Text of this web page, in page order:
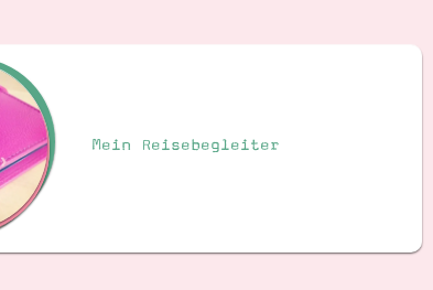
Mein Reisebegleiter